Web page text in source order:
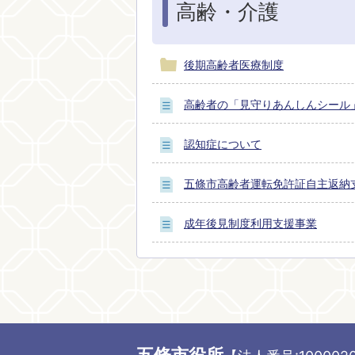
高齢・介護
後期高齢者医療制度
高齢者の「見守りあんしんシール
認知症について
五條市高齢者運転免許証自主返納
成年後見制度利用支援事業